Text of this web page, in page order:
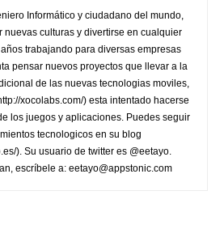
Informático y ciudadano del mundo,
nuevas culturas y divertirse en cualquier
trabajando para diversas empresas
pensar nuevos proyectos que llevar a la
de las nuevas tecnologias moviles,
xocolabs.com/) esta intentado hacerse
los juegos y aplicaciones. Puedes seguir
tecnologicos en su blog
). Su usuario de twitter es @eetayo.
escríbele a: eetayo@appstonic.com